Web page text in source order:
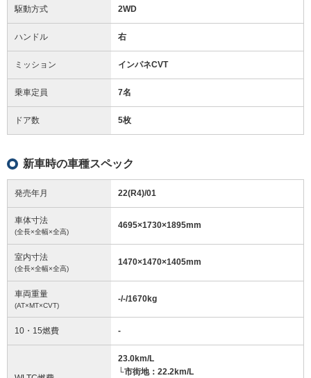
駆動方式 2WD
ハンドル 右
ミッション インパネCVT
乗車定員 7名
ドア数 5枚
新車時の車種スペック
発売年月 22(R4)/01
車体寸法
(全長×全幅×全高)
4695×1730×1895mm
室内寸法
(全長×全幅×全高)
1470×1470×1405mm
車両重量
(AT×MT×CVT)
-/-/1670kg
10・15燃費 -
23.0km/L
└市街地：22.2km/L